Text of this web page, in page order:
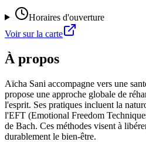
Horaires d'ouverture
Voir sur la carte
À propos
Aïcha Sani accompagne vers une
propose une approche globale de
l'esprit. Ses pratiques incluent la
l'EFT (Emotional Freedom
de Bach. Ces méthodes visent à
durablement le bien-être.